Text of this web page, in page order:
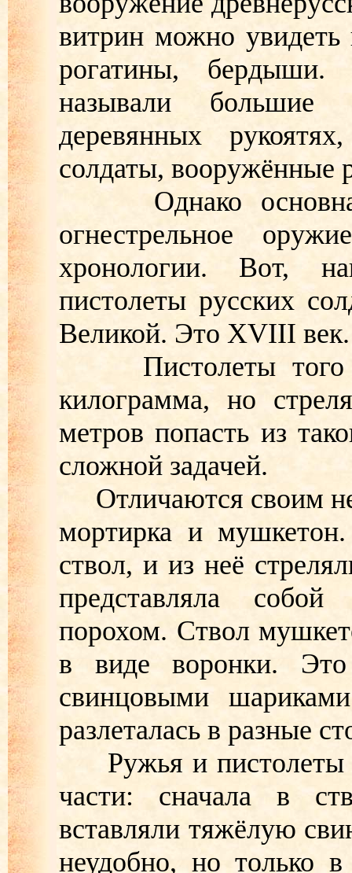
витрин можно
рогатины,
называли
деревянных
солдаты, вооружённые
Однако основная
огнестрельное
хронологии. Вот,
пистолеты русских
Великой. Это XVIII век.
Пистолеты того
килограмма, но
метров попасть из
сложной задачей.
Отличаются своим
мортирка и
ствол, и из неё
представляла
порохом. Ствол
в виде воронки.
свинцовыми
разлеталась в разные
Ружья и пистолеты
части: сначала в
вставляли тяжёлую
неудобно, но только